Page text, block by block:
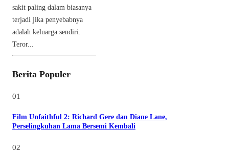
sakit paling dalam biasanya
terjadi jika penyebabnya
adalah keluarga sendiri.
Teror...
Berita Populer
01
Film Unfaithful 2: Richard Gere dan Diane Lane,
Perselingkuhan Lama Bersemi Kembali
02